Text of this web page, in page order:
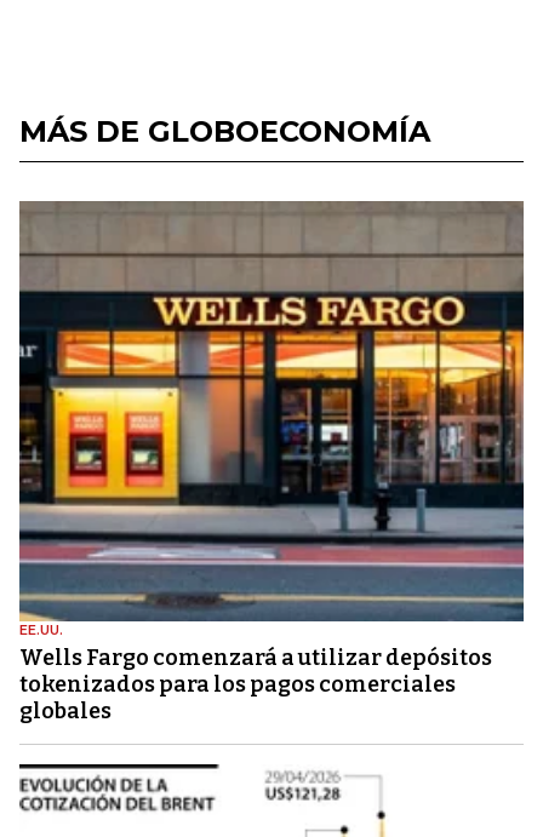
MÁS DE GLOBOECONOMÍA
EE.UU.
Wells Fargo comenzará a utilizar depósitos
tokenizados para los pagos comerciales
globales